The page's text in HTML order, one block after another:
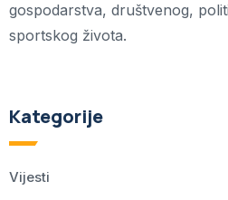
gospodarstva, društvenog,
sportskog života.
Kategorije
Vijesti